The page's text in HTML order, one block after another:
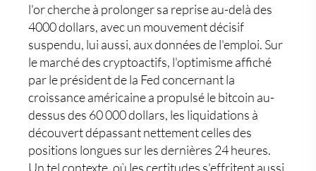
l'or cherche à prolonger sa reprise au-delà des
4000 dollars, avec un mouvement décisif
suspendu, lui aussi, aux données de l'emploi. Sur
le marché des cryptoactifs, l'optimisme affiché
par le président de la Fed concernant la
croissance américaine a propulsé le bitcoin au-
dessus des 60 000 dollars, les liquidations à
découvert dépassant nettement celles des
positions longues sur les dernières 24 heures.
Un tel contexte, où les certitudes s'effritent aussi